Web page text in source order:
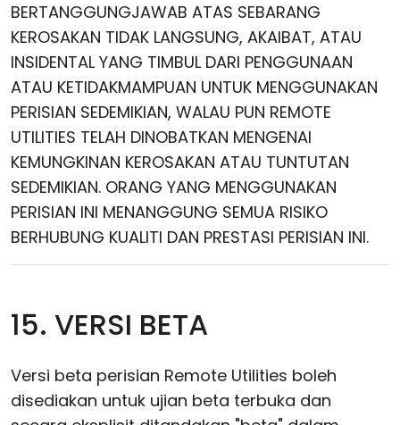
BERTANGGUNGJAWAB ATAS SEBARANG
KEROSAKAN TIDAK LANGSUNG, AKAIBAT, ATAU
INSIDENTAL YANG TIMBUL DARI PENGGUNAAN
ATAU KETIDAKMAMPUAN UNTUK MENGGUNAKAN
PERISIAN SEDEMIKIAN, WALAU PUN REMOTE
UTILITIES TELAH DINOBATKAN MENGENAI
KEMUNGKINAN KEROSAKAN ATAU TUNTUTAN
SEDEMIKIAN. ORANG YANG MENGGUNAKAN
PERISIAN INI MENANGGUNG SEMUA RISIKO
BERHUBUNG KUALITI DAN PRESTASI PERISIAN INI.
15. VERSI BETA
Versi beta perisian Remote Utilities boleh
disediakan untuk ujian beta terbuka dan